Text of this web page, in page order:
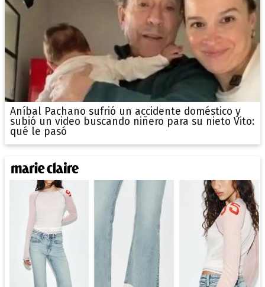
Aníbal Pachano sufrió un accidente doméstico y
subió un video buscando niñero para su nieto Vito:
qué le pasó